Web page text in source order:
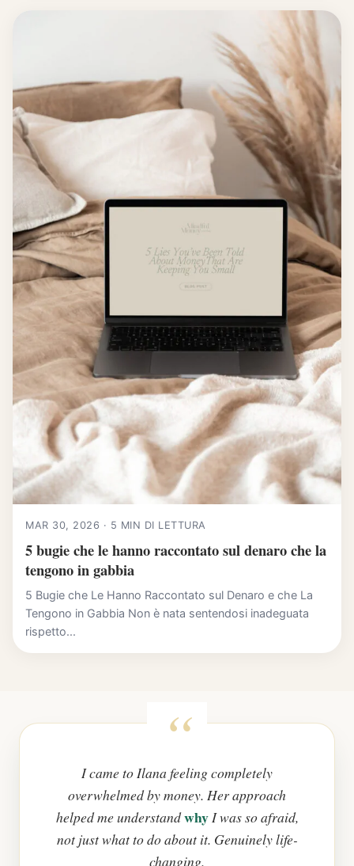
MAR 30, 2026 · 5 MIN DI LETTURA
5 bugie che le hanno raccontato sul denaro che la
tengono in gabbia
5 Bugie che Le Hanno Raccontato sul Denaro e che La
Tengono in Gabbia Non è nata sentendosi inadeguata
rispetto...
I came to Ilana feeling completely
overwhelmed by money. Her approach
helped me understandwhyI was so afraid,
not just what to do about it. Genuinely life-
changing.